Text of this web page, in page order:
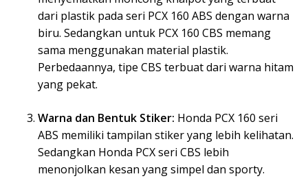
dari plastik pada seri PCX 160 ABS dengan warna
biru. Sedangkan untuk PCX 160 CBS memang
sama menggunakan material plastik.
Perbedaannya, tipe CBS terbuat dari warna hitam
yang pekat.
Warna dan Bentuk Stiker: Honda PCX 160 seri
ABS memiliki tampilan stiker yang lebih kelihatan.
Sedangkan Honda PCX seri CBS lebih
menonjolkan kesan yang simpel dan sporty.